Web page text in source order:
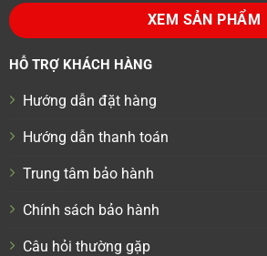
XEM SẢN PHẨM
HỖ TRỢ KHÁCH HÀNG
Hướng dẫn đặt hàng
Hướng dẫn thanh toán
Trung tâm bảo hành
Chính sách bảo hành
Câu hỏi thường gặp